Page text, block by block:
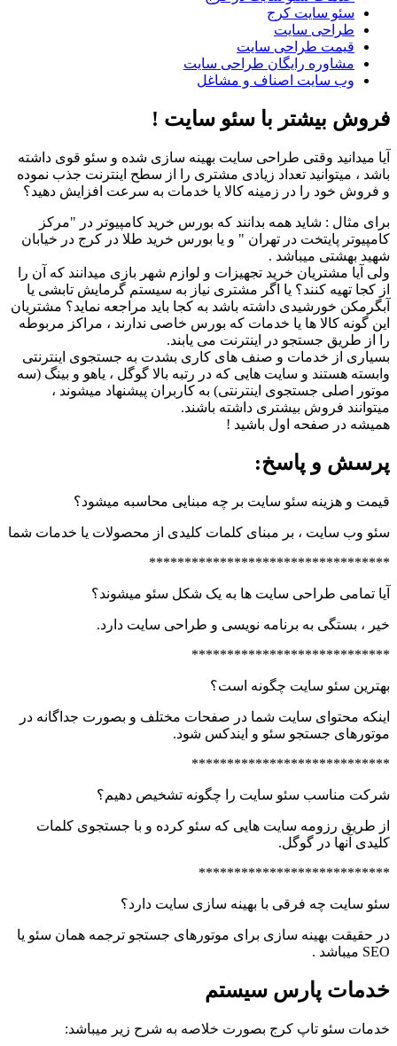
سئو سایت کرج
طراحی سایت
قیمت طراحی سایت
مشاوره رایگان طراحی سایت
وب سایت اصناف و مشاغل
فروش بیشتر با سئو سایت !
آیا میدانید وقتی طراحی سایت بهینه سازی شده و سئو قوی داشته
باشد ، میتوانید تعداد زیادی مشتری را از سطح اینترنت جذب نموده
و فروش خود را در زمینه کالا یا خدمات به سرعت افزایش دهید؟
برای مثال : شاید همه بدانند که بورس خرید کامپیوتر در "مرکز
کامپیوتر پایتخت در تهران " و یا بورس خرید طلا در کرج در خیابان
شهید بهشتی میباشد .
ولی آیا مشتریان خرید تجهیزات و لوازم شهر بازی میدانند که آن را
از کجا تهیه کنند؟ یا اگر مشتری نیاز به سیستم گرمایش تابشی یا
آبگرمکن خورشیدی داشته باشد به کجا باید مراجعه نماید؟ مشتریان
این گونه کالا ها یا خدمات که بورس خاصی ندارند ، مراکز مربوطه
را از طریق جستجو در اینترنت می یابند.
بسیاری از خدمات و صنف های کاری بشدت به جستجوی اینترنتی
وابسته هستند و سایت هایی که در رتبه بالا گوگل ، یاهو و بینگ (سه
موتور اصلی جستجوی اینترنتی) به کاربران پیشنهاد میشوند ،
میتوانند فروش بیشتری داشته باشند.
همیشه در صفحه اول باشید !
پرسش و پاسخ:
قیمت و هزینه سئو سایت بر چه مبنایی محاسبه میشود؟
سئو وب سایت ، بر مبنای کلمات کلیدی از محصولات یا خدمات شما
**********************************
آیا تمامی طراحی سایت ها به یک شکل سئو میشوند؟
خیر ، بستگی به برنامه نویسی و طراحی سایت دارد.
****************************
بهترین سئو سایت چگونه است؟
اینکه محتوای سایت شما در صفحات مختلف و بصورت جداگانه در
موتورهای جستجو سئو و ایندکس شود.
****************************
شرکت مناسب سئو سایت را چگونه تشخیص دهیم؟
از طریق رزومه سایت هایی که سئو کرده و با جستجوی کلمات
کلیدی آنها در گوگل.
***************************
سئو سایت چه فرقی با بهینه سازی سایت دارد؟
در حقیقت بهینه سازی برای موتورهای جستجو ترجمه همان سئو یا
SEO میباشد .
خدمات پارس سیستم
خدمات سئو تاپ کرج بصورت خلاصه به شرح زیر میباشد: